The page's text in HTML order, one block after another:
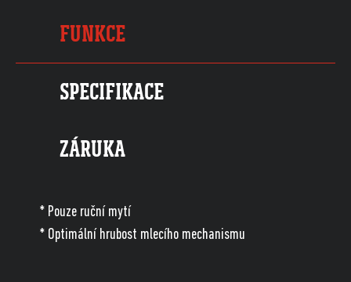
FUNKCE
SPECIFIKACE
ZÁRUKA
* Pouze ruční mytí
* Optimální hrubost mlecího mechanismu